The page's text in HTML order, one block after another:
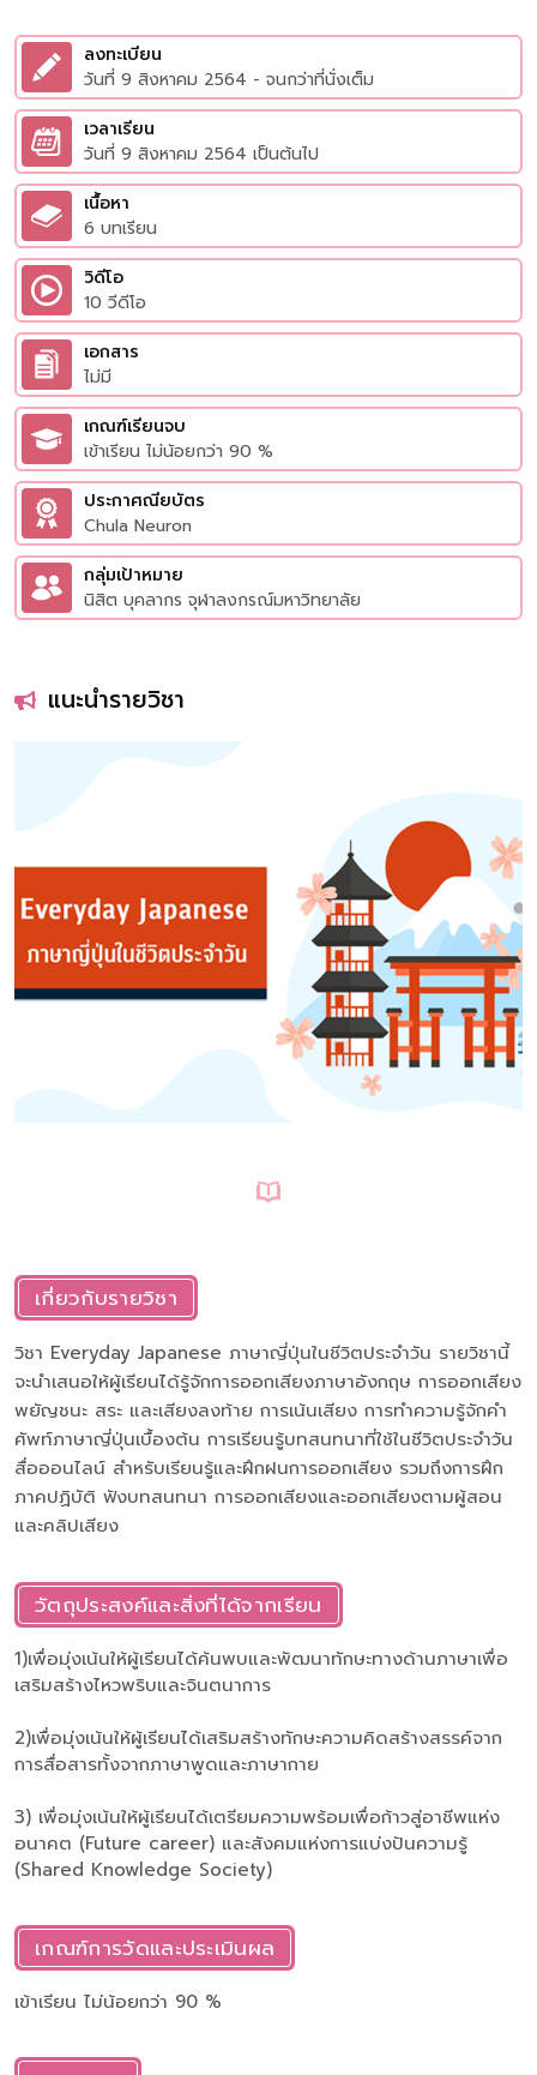
ลงทะเบียน
วันที่ 9 สิงหาคม 2564 - จนกว่าที่นั่งเต็ม
เวลาเรียน
วันที่ 9 สิงหาคม 2564 เป็นต้นไป
เนื้อหา
6 บทเรียน
วิดีโอ
10 วีดีโอ
เอกสาร
ไม่มี
เกณฑ์เรียนจบ
เข้าเรียน ไม่น้อยกว่า 90 %
ประกาศณียบัตร
Chula Neuron
กลุ่มเป้าหมาย
นิสิต บุคลากร จุฬาลงกรณ์มหาวิทยาลัย
แนะนำรายวิชา
เกี่ยวกับรายวิชา
วิชา Everyday Japanese ภาษาญี่ปุ่นในชีวิตประจำวัน รายวิชานี้
จะนำเสนอให้ผู้เรียนได้รู้จักการออกเสียงภาษาอังกฤษ การออกเสียง
พยัญชนะ สระ และเสียงลงท้าย การเน้นเสียง การทำความรู้จักคำ
ศัพท์ภาษาญี่ปุ่นเบื้องต้น การเรียนรู้บทสนทนาที่ใช้ในชีวิตประจำวัน
สื่อออนไลน์ สำหรับเรียนรู้และฝึกฝนการออกเสียง รวมถึงการฝึก
ภาคปฏิบัติ ฟังบทสนทนา การออกเสียงและออกเสียงตามผู้สอน
และคลิปเสียง
วัตถุประสงค์และสิ่งที่ได้จากเรียน
1)เพื่อมุ่งเน้นให้ผู้เรียนได้ค้นพบและพัฒนาทักษะทางด้านภาษาเพื่อ
เสริมสร้างไหวพริบและจินตนาการ
2)เพื่อมุ่งเน้นให้ผู้เรียนได้เสริมสร้างทักษะความคิดสร้างสรรค์จาก
การสื่อสารทั้งจากภาษาพูดและภาษากาย
3) เพื่อมุ่งเน้นให้ผู้เรียนได้เตรียมความพร้อมเพื่อก้าวสู่อาชีพแห่ง
อนาคต (Future career) และสังคมแห่งการแบ่งปันความรู้
(Shared Knowledge Society)
เกณฑ์การวัดและประเมินผล
เข้าเรียน ไม่น้อยกว่า 90 %